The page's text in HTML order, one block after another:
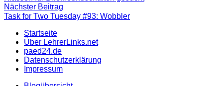
Nächster Beitrag
Beitrag
Task for Two Tuesday #93: Wobbler
Startseite
Über LehrerLinks.net
paed24.de
Datenschutzerklärung
Impressum